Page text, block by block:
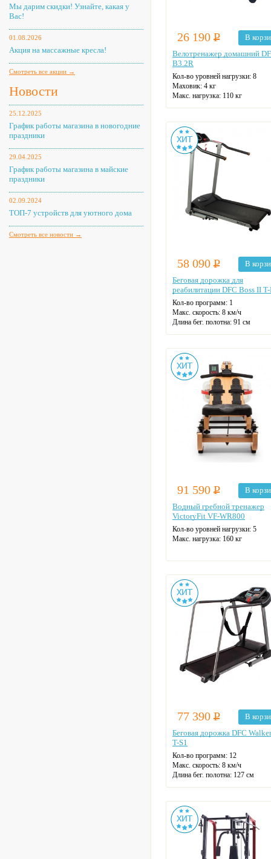
Мы дарим скидки! Узнайте, какая у
Вас!
01.08.2026
Акция на массажные кресла!
Смотреть все акции →
Новости
25.12.2025
График работы магазина в новогодние
праздники
29.04.2025
График работы магазина в майские
праздники
02.09.2024
ТОП-7 устройств для уютного дома
Смотреть все новости →
26 190 Р
В
Велотренажер домашний
B3.2R
Кол-во уровней нагрузки: 8
Маховик: 4 кг
Макс. нагрузка: 110 кг
58 090 Р
В
Беговая дорожка для
реабилитации DFC Boss II
Кол-во программ: 1
Макс. скорость: 8 км/ч
Длина бег. полотна: 91 см
Цвет: черный
91 590 Р
В
Водный гребной тренажер
VictoryFit VF-WR800
Кол-во уровней нагрузки: 5
Макс. нагрузка: 160 кг
77 390 Р
В
Беговая дорожка DFC
T-S1
Кол-во программ: 12
Макс. скорость: 8 км/ч
Длина бег. полотна: 127 см
Датчики пульса
Регулировка угла наклона
Цвет: черный